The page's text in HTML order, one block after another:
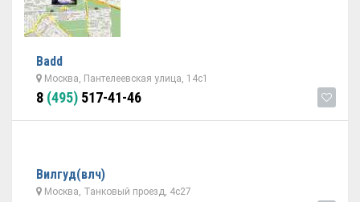
Badd
Москва, Пантелеевская улица, 14с1
8 (495) 517-41-46
Вилгуд(влч)
Москва, Танковый проезд, 4с27